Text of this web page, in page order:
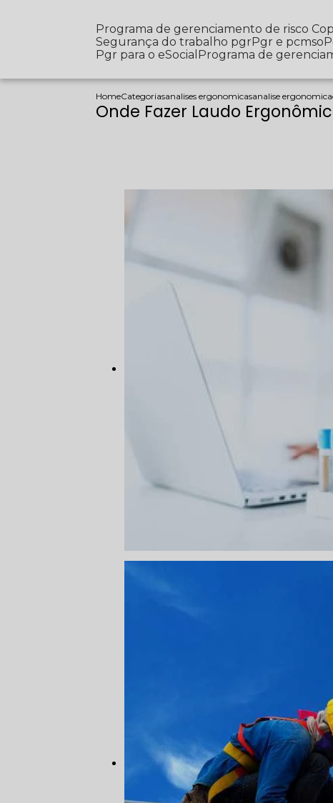
Programa de gerenciamento de risco
Segurança do trabalho pgr
Pgr e pcmso
Pgr para o eSocial
Programa de
HomeCategoriasanalises ergonomicasanalise ergonomica
Onde Fazer Laudo